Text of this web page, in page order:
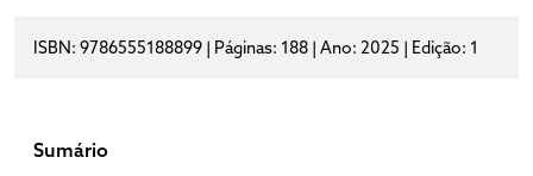
ISBN: 9786555188899 | Páginas: 188 | Ano: 2025 | Edição: 1
Sumário